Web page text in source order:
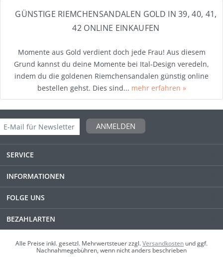
GÜNSTIGE RIEMCHENSANDALEN GOLD IN 39, 40, 41,
42 ONLINE EINKAUFEN
Momente aus Gold verdient doch jede Frau! Aus diesem
Grund kannst du deine Momente bei Ital-Design veredeln,
indem du die goldenen Riemchensandalen günstig online
bestellen gehst. Dies sind... mehr erfahren »
ANMELDEN
SERVICE
INFORMATIONEN
FOLGE UNS
BEZAHLARTEN
Alle Preise inkl. gesetzl. Mehrwertsteuer zzgl.Versandkosten und ggf.
Nachnahmegebühren, wenn nicht anders beschrieben